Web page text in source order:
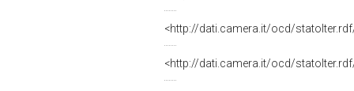
<http://dati.camera.it/ocd/
<http://dati.camera.it/ocd/